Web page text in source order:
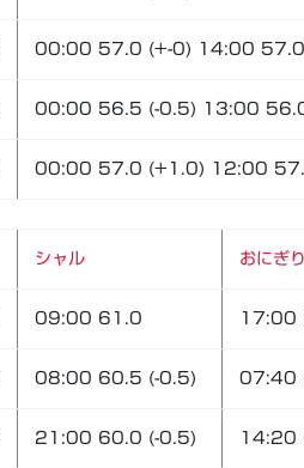
00:00 57.0 (+-0) 14:00 57.0
00:00 56.5 (-0.5) 13:00
00:00 57.0 (+1.0) 12:00
シャル おにぎり
09:00 61.0 17:00
08:00 60.5 (-0.5) 07:40
21:00 60.0 (-0.5) 14:20